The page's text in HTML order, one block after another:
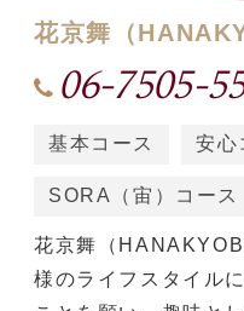
花京舞（
06-7505-
基本コース 安心
SORA（宙）コース
花京舞（
様のライフスタイル